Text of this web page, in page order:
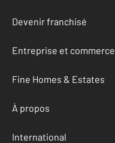
Devenir franchisé
Entreprise et commerce
Fine Homes & Estates
À propos
International